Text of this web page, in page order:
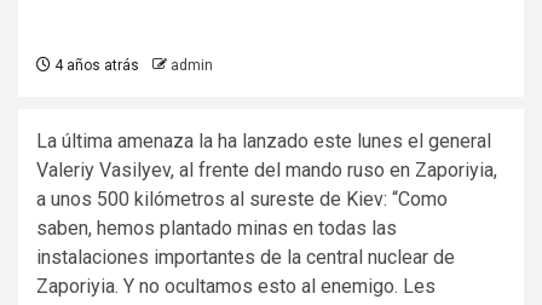
4 años atrás admin
La última amenaza la ha lanzado este lunes el general
Valeriy Vasilyev, al frente del mando ruso en Zaporiyia,
a unos 500 kilómetros al sureste de Kiev: “Como
saben, hemos plantado minas en todas las
instalaciones importantes de la central nuclear de
Zaporiyia. Y no ocultamos esto al enemigo. Les